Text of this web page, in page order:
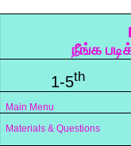
நீங்க
1-5th
Main Menu
Materials & Questions